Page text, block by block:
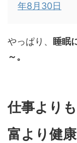
年8月30日
やっぱり、 睡眠
～。
仕事より
富より健